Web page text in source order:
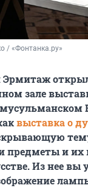
/ «Фонтанка.ру»
Эрмитаж
зале
выставка о
предметы и их
Из нее вы